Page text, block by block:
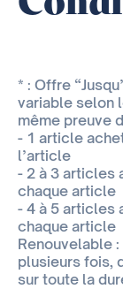
* : Offre
variable selon
même preuve
- 1 article
l’article
- 2 à 3 articles
chaque article
- 4 à 5 articles
chaque article
Renouvelable
plusieurs fois,
sur toute la